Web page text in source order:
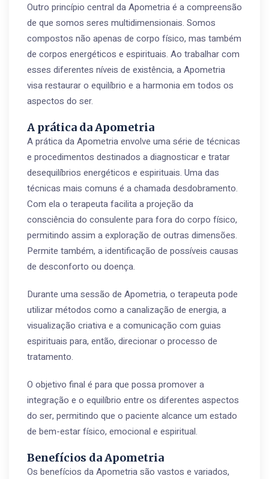
Outro princípio central da Apometria é a compreensão
de que somos seres multidimensionais. Somos
compostos não apenas de corpo físico, mas também
de corpos energéticos e espirituais. Ao trabalhar com
esses diferentes níveis de existência, a Apometria
visa restaurar o equilíbrio e a harmonia em todos os
aspectos do ser.
A prática da Apometria
A prática da Apometria envolve uma série de técnicas
e procedimentos destinados a diagnosticar e tratar
desequilíbrios energéticos e espirituais. Uma das
técnicas mais comuns é a chamada desdobramento.
Com ela o terapeuta facilita a projeção da
consciência do consulente para fora do corpo físico,
permitindo assim a exploração de outras dimensões.
Permite também, a identificação de possíveis causas
de desconforto ou doença.
Durante uma sessão de Apometria, o terapeuta pode
utilizar métodos como a canalização de energia, a
visualização criativa e a comunicação com guias
espirituais para, então, direcionar o processo de
tratamento.
O objetivo final é para que possa promover a
integração e o equilíbrio entre os diferentes aspectos
do ser, permitindo que o paciente alcance um estado
de bem-estar físico, emocional e espiritual.
Benefícios da Apometria
Os benefícios da Apometria são vastos e variados,